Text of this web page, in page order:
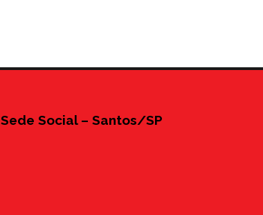
Sede Social – Santos/SP